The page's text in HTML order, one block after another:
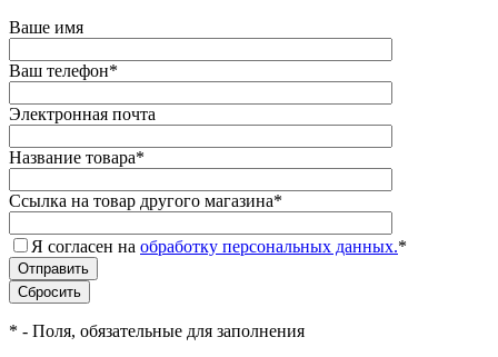
Ваше имя
Ваш телефон*
Электронная почта
Название товара*
Ссылка на товар другого магазина*
Я согласен на обработку персональных данных.*
* - Поля, обязательные для заполнения